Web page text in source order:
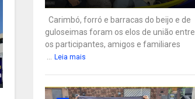
Carimbó, forró e barracas do beijo e de
guloseimas foram os elos de união entre
os participantes, amigos e familiares
... Leia mais